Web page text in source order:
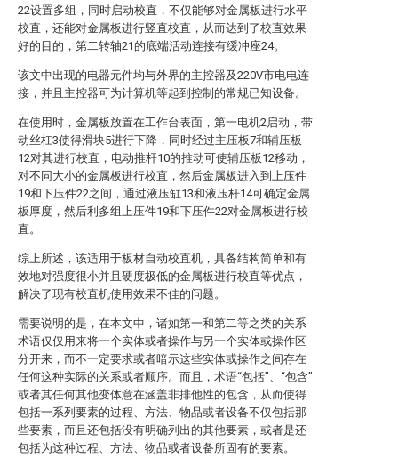
22设置多组，同时启动校直，不仅能够对金属板进行水平
校直，还能对金属板进行竖直校直，从而达到了校直效果
好的目的，第二转轴21的底端活动连接有缓冲座24。
该文中出现的电器元件均与外界的主控器及220V市电电连
接，并且主控器可为计算机等起到控制的常规已知设备。
在使用时，金属板放置在工作台表面，第一电机2启动，带
动丝杠3使得滑块5进行下降，同时经过主压板7和辅压板
12对其进行校直，电动推杆10的推动可使辅压板12移动，
对不同大小的金属板进行校直，然后金属板进入到上压件
19和下压件22之间，通过液压缸13和液压杆14可确定金属
板厚度，然后利多组上压件19和下压件22对金属板进行校
直。
综上所述，该适用于板材自动校直机，具备结构简单和有
效地对强度很小并且硬度极低的金属板进行校直等优点，
解决了现有校直机使用效果不佳的问题。
需要说明的是，在本文中，诸如第一和第二等之类的关系
术语仅仅用来将一个实体或者操作与另一个实体或操作区
分开来，而不一定要求或者暗示这些实体或操作之间存在
任何这种实际的关系或者顺序。而且，术语“包括”、“包含”
或者其任何其他变体意在涵盖非排他性的包含，从而使得
包括一系列要素的过程、方法、物品或者设备不仅包括那
些要素，而且还包括没有明确列出的其他要素，或者是还
包括为这种过程、方法、物品或者设备所固有的要素。